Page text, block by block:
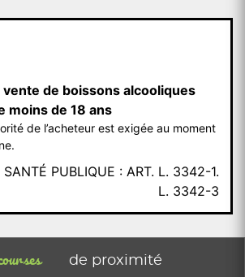
de boissons alcooliques
moins de 18 ans
de l’acheteur est exigée au moment
PUBLIQUE : ART. L. 3342-1.
L. 3342-3
de proximité